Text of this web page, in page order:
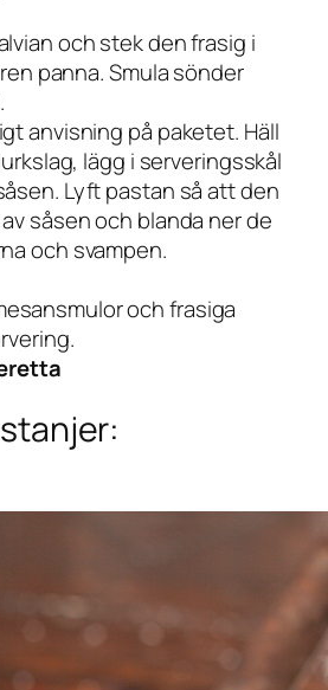
och stek den frasig i
panna. Smula sönder
anvisning på paketet. Häll
lägg i serveringsskål
Lyft pastan så att den
såsen och blanda ner de
och svampen.
och frasiga